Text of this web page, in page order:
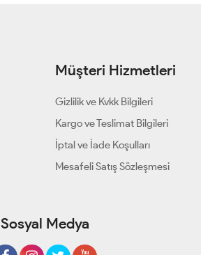
Müşteri Hizmetleri
Gizlilik ve Kvkk Bilgileri
Kargo ve Teslimat Bilgileri
İptal ve İade Koşulları
Mesafeli Satış Sözleşmesi
Sosyal Medya